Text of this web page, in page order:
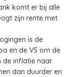
komt er bij alle
zijn rente met
is de
en de VS om de
de inflatie naar
dan duurder en